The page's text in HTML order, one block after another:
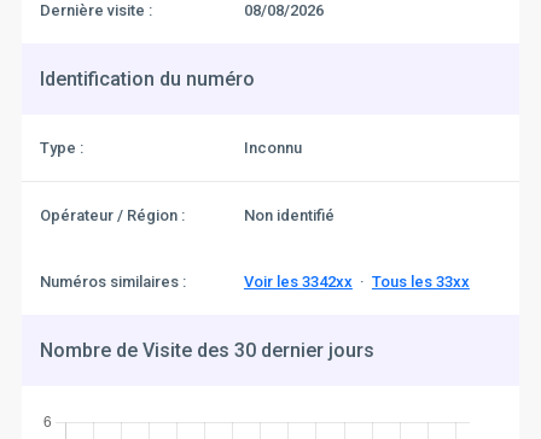
Dernière visite : 08/08/2026
Identification du numéro
Type : Inconnu
Opérateur / Région : Non identifié
Numéros similaires : Voir les 3342xx· Tous les 33xx
Nombre de Visite des 30 dernier jours